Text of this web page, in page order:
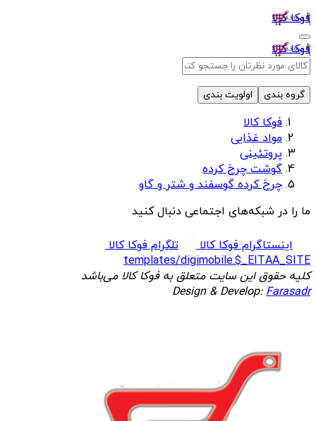
فوکا کالا
فوکا کالا
گروه بندی اولویت بندی
فوکا کالا
مواد غذایی
پروتئینی
گوشت چرخ کرده
چرخ کرده گوسفند و شتر و گاو
ما را در شبکه‌های اجتماعی دنبال کنید
اینستاگرام فوکا کالا
تلگرام فوکا کالا
templates/digimobile.$_EITAA_SITE
کلیه حقوق این سایت متعلق به فوکا کالا می‌باشد
Design & Develop:Farasadr